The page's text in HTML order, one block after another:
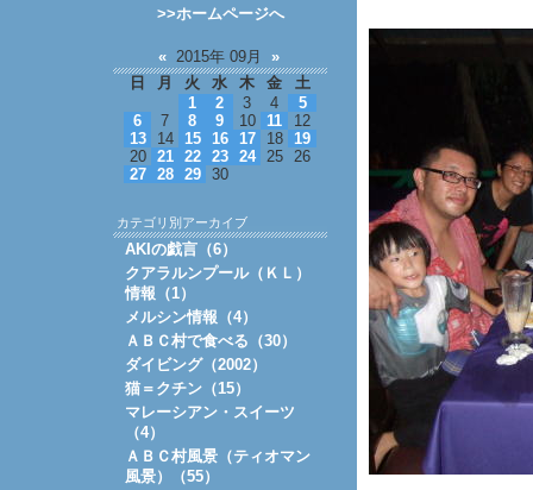
>>ホームページへ
« 2015年 09月 »
日
月 火 水 木 金
土
1
2 3 4
5
6
7 8 9 10 11
12
13
14 15 16 17 18
19
20
21 22 23 24 25
26
27
28 29 30
カテゴリ別アーカイブ
AKIの戯言（6）
クアラルンプール（ＫＬ）
情報（1）
メルシン情報（4）
ＡＢＣ村で食べる（30）
ダイビング（2002）
猫＝クチン（15）
マレーシアン・スイーツ
（4）
ＡＢＣ村風景（ティオマン
風景）（55）